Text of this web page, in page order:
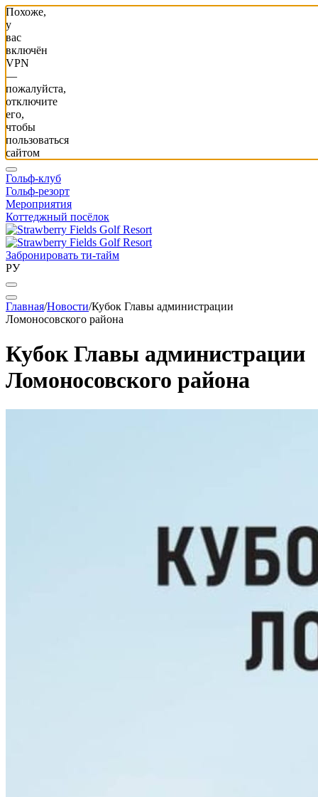
Похоже,
у
вас
включён
VPN
—
пожалуйста,
отключите
его,
чтобы
пользоваться
сайтом
Гольф-клуб
Гольф-резорт
Мероприятия
Коттеджный посёлок
Забронировать ти-тайм
РУ
Главная/Новости/Кубок Главы администрации
Ломоносовского района
Кубок Главы администрации
Ломоносовского района